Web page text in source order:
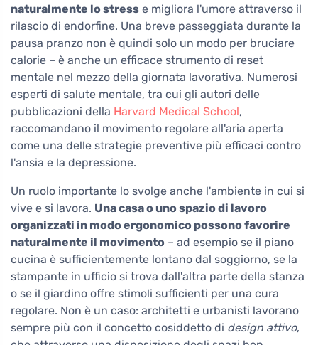
naturalmente lo stress e migliora l'umore attraverso il
rilascio di endorfine. Una breve passeggiata durante la
pausa pranzo non è quindi solo un modo per bruciare
calorie – è anche un efficace strumento di reset
mentale nel mezzo della giornata lavorativa. Numerosi
esperti di salute mentale, tra cui gli autori delle
pubblicazioni della Harvard Medical School,
raccomandano il movimento regolare all'aria aperta
come una delle strategie preventive più efficaci contro
l'ansia e la depressione.
Un ruolo importante lo svolge anche l'ambiente in cui si
vive e si lavora. Una casa o uno spazio di lavoro
organizzati in modo ergonomico possono favorire
naturalmente il movimento – ad esempio se il piano
cucina è sufficientemente lontano dal soggiorno, se la
stampante in ufficio si trova dall'altra parte della stanza
o se il giardino offre stimoli sufficienti per una cura
regolare. Non è un caso: architetti e urbanisti lavorano
sempre più con il concetto cosiddetto di design attivo,